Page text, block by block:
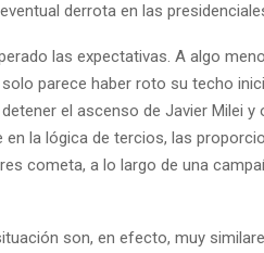
derrota en las
las expectativas. A algo
parece haber roto su techo
el ascenso de Javier Milei y
la lógica de tercios, las
cometa, a lo largo de una
son, en efecto, muy